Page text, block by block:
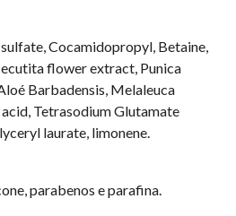
Cocamidopropyl, Betaine,
flower extract, Punica
Barbadensis, Melaleuca
Tetrasodium Glutamate
laurate, limonene.
parabenos e parafina.